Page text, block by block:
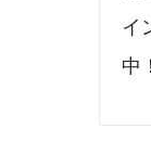
イ
中！